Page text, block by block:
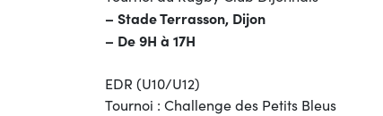
– Stade Terrasson, Dijon
– De 9H à 17H
EDR (U10/U12)
Tournoi : Challenge des Petits Bleus